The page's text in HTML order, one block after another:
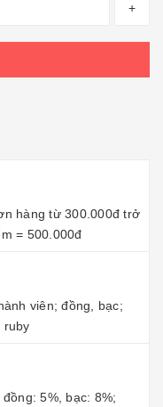
+
hàng từ 300.000đ trở
= 500.000đ
viên; đồng, bạc;
ruby
5%, bạc: 8%;